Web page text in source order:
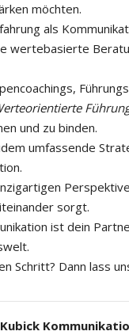
möchten.
als
wertebasierte
und zu binden.
umfassende
sorgt.
ist dein
Schritt? Dann lass